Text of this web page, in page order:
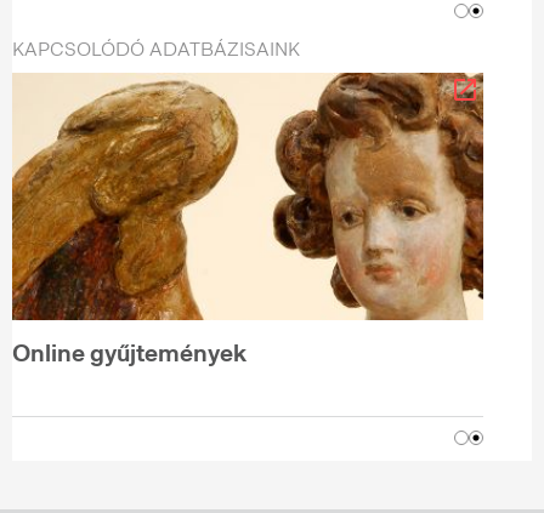
KAPCSOLÓDÓ ADATBÁZISAINK
Online gyűjtemények